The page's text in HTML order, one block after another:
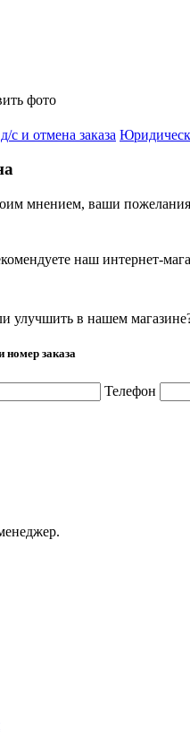
фото
с и отмена заказа
мнением, ваши
наш интернет-
улучшить в нашем
номер заказа
Телефон